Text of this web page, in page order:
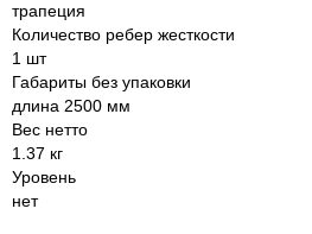
трапеция
Количество ребер жесткости
1 шт
Габариты без упаковки
длина 2500 мм
Вес нетто
1.37 кг
Уровень
нет